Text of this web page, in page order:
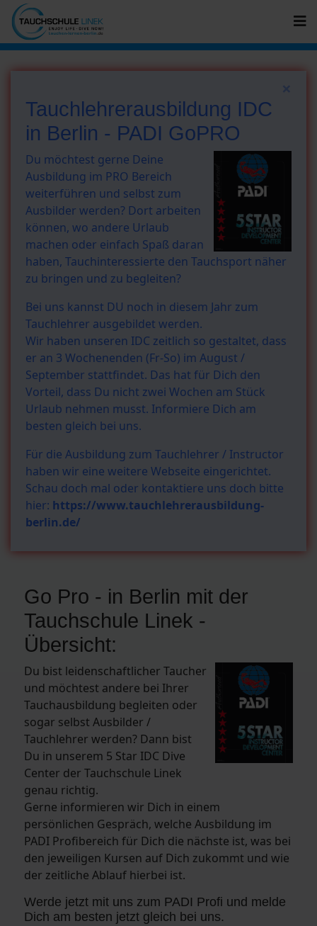
Tauchlehrerausbildung IDC
in Berlin - PADI GoPRO
Du möchtest gerne Deine
Ausbildung im PRO Bereich
weiterführen und selbst zum
Ausbilder werden? Dort arbeiten
können, wo andere Urlaub
machen oder einfach Spaß daran
haben, Tauchinteressierte den Tauchsport näher
zu bringen und zu begleiten?
Bei uns kannst DU noch in diesem Jahr zum
Tauchlehrer ausgebildet werden.
Wir haben unseren IDC zeitlich so gestaltet, dass
er an 3 Wochenenden (Fr-So) im August /
September stattfindet. Das hat für Dich den
Vorteil, dass Du nicht zwei Wochen am Stück
Urlaub nehmen musst. Informiere Dich am
besten gleich bei uns.
Für die Ausbildung zum Tauchlehrer / Instructor
haben wir eine weitere Webseite eingerichtet.
Schau doch mal oder kontaktiere uns doch bitte
hier: https://www.tauchlehrerausbildung-
berlin.de/
Go Pro - in Berlin mit der
Tauchschule Linek -
Übersicht:
Du bist leidenschaftlicher Taucher
und möchtest andere bei Ihrer
Tauchausbildung begleiten oder
sogar selbst Ausbilder /
Tauchlehrer werden? Dann bist
Du in unserem 5 Star IDC Dive
Center der Tauchschule Linek
genau richtig.
Gerne informieren wir Dich in einem
persönlichen Gespräch, welche Ausbildung im
PADI Profibereich für Dich die nächste ist, was bei
den jeweiligen Kursen auf Dich zukommt und wie
der zeitliche Ablauf hierbei ist.
Werde jetzt mit uns zum PADI Profi und melde
Dich am besten jetzt gleich bei uns.